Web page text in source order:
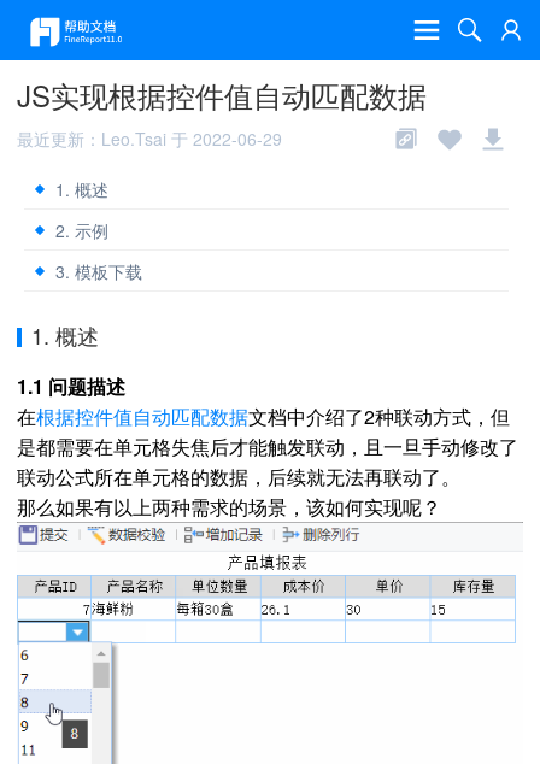
JS实现根据控件值自动匹配数据
最近更新：Leo.Tsai 于 2022-06-29
1. 概述
2. 示例
3. 模板下载
1. 概述
1.1 问题描述
在根据控件值自动匹配数据文档中介绍了2种联动方式，但
是都需要在单元格失焦后才能触发联动，且一旦手动修改了
联动公式所在单元格的数据，后续就无法再联动了。
那么如果有以上两种需求的场景，该如何实现呢？